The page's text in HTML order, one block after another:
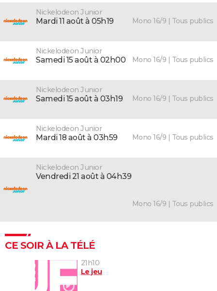
Nickelodeon Junior
mardi 11 août à 05h19 Mono 16/9 | Tous publics
Nickelodeon Junior
samedi 15 août à 02h00 Mono 16/9 | Tous publics
Nickelodeon Junior
samedi 15 août à 03h19 Mono 16/9 | Tous publics
Nickelodeon Junior
mardi 18 août à 03h59 Mono 16/9 | Tous publics
Nickelodeon Junior
vendredi 21 août à 04h39
Mono 16/9 | Tous publics
CE SOIR À LA TÉLÉ
21h10
Le jeu